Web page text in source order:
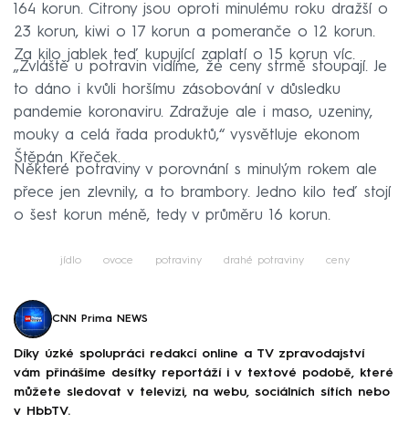
164 korun. Citrony jsou oproti minulému roku dražší o
23 korun, kiwi o 17 korun a pomeranče o 12 korun.
Za kilo jablek teď kupující zaplatí o 15 korun víc.
„Zvláště u potravin vidíme, že ceny strmě stoupají. Je
to dáno i kvůli horšímu zásobování v důsledku
pandemie koronaviru. Zdražuje ale i maso, uzeniny,
mouky a celá řada produktů,“ vysvětluje ekonom
Štěpán Křeček.
Některé potraviny v porovnání s minulým rokem ale
přece jen zlevnily, a to brambory. Jedno kilo teď stojí
o šest korun méně, tedy v průměru 16 korun.
jídlo ovoce potraviny drahé potraviny ceny
CNN Prima NEWS
Díky úzké spolupráci redakcí online a TV zpravodajství
vám přinášíme desítky reportáží i v textové podobě, které
můžete sledovat v televizi, na webu, sociálních sítích nebo
v HbbTV.